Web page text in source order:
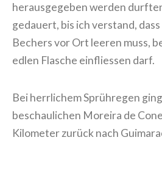
herausgegeben werden
gedauert, bis ich verstand,
Bechers vor Ort leeren muss,
edlen Flasche einfliessen darf.
Bei herrlichem Sprühregen
beschaulichen Moreira de
Kilometer zurück nach